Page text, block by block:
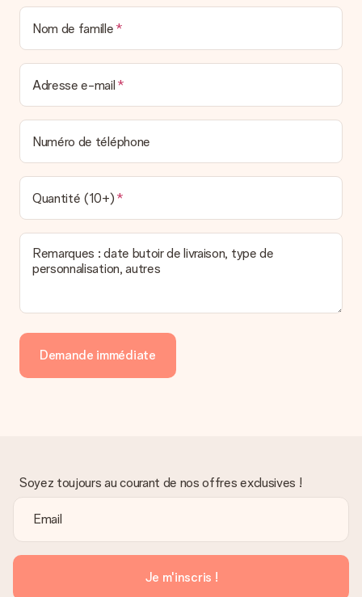
Nom de famille
Adresse e-mail
Numéro de téléphone
Quantité (10+)
Remarques : date butoir de livraison, type de
personnalisation, autres
Demande immédiate
Soyez toujours au courant de nos offres exclusives !
Je m'inscris !